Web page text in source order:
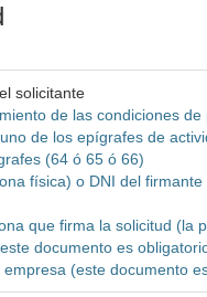
solicitante
de las condiciones
de los epígrafes de
(64 ó 65 ó 66)
física) o DNI del
que firma la solicitud (la
documento es
(este documento